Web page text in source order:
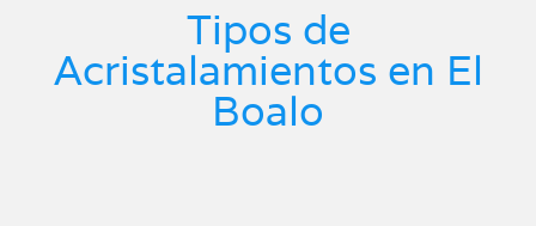
Tipos de
Acristalamientos en El
Boalo